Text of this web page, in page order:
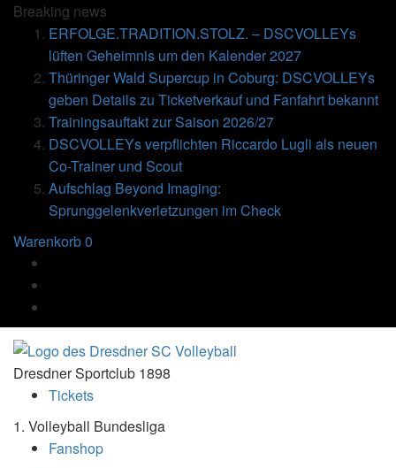
Breaking news
ERFOLGE.TRADITION.STOLZ. – DSCVOLLEYs
lüften Geheimnis um den Kalender 2027
Thüringer Wald Supercup in Coburg: DSCVOLLEYs
geben Details zu Ticketverkauf und Fanfahrt bekannt
Trainingsauftakt zur Saison 2026/27
DSCVOLLEYs verpflichten Riccardo Lugli als neuen
Co-Trainer und Scout
Aufschlag Beyond Imaging:
Sprunggelenkverletzungen im Check
Warenkorb0
Dresdner Sportclub 1898
Tickets
1. Volleyball Bundesliga
Fanshop